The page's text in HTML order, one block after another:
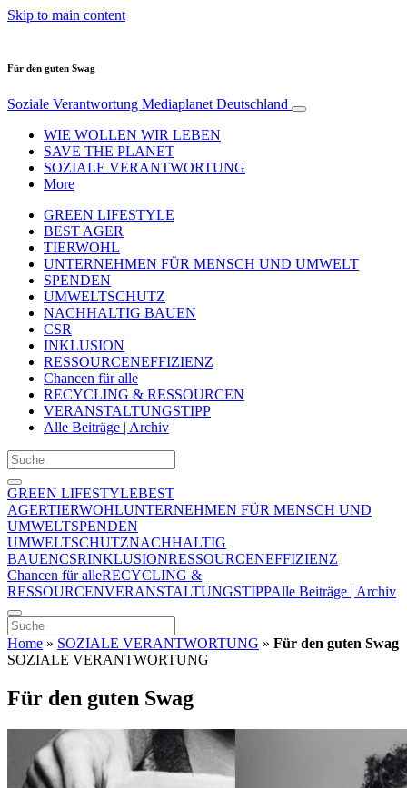
Skip to main content
Für den guten Swag
Soziale Verantwortung Mediaplanet Deutschland
WIE WOLLEN WIR LEBEN
SAVE THE PLANET
SOZIALE VERANTWORTUNG
More
GREEN LIFESTYLE
BEST AGER
TIERWOHL
UNTERNEHMEN FÜR MENSCH UND UMWELT
SPENDEN
UMWELTSCHUTZ
NACHHALTIG BAUEN
CSR
INKLUSION
RESSOURCENEFFIZIENZ
Chancen für alle
RECYCLING & RESSOURCEN
VERANSTALTUNGSTIPP
Alle Beiträge | Archiv
GREEN LIFESTYLEBEST
AGERTIERWOHLUNTERNEHMEN FÜR MENSCH UND
UMWELTSPENDEN
UMWELTSCHUTZNACHHALTIG
BAUENCSRINKLUSIONRESSOURCENEFFIZIENZ
Chancen für alleRECYCLING &
RESSOURCENVERANSTALTUNGSTIPPAlle Beiträge | Archiv
Home » SOZIALE VERANTWORTUNG » Für den guten Swag
SOZIALE VERANTWORTUNG
Für den guten Swag